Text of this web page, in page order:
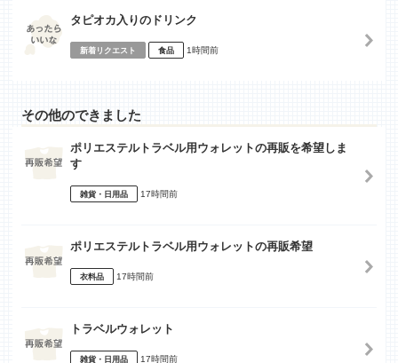
タピオカ入りのドリンク
新着リクエスト 食品 1時間前
その他のできました
ポリエステルトラベル用ウォレットの再販を希望しま
す
雑貨・日用品 17時間前
ポリエステルトラベル用ウォレットの再販希望
衣料品 17時間前
トラベルウォレット
雑貨・日用品 17時間前